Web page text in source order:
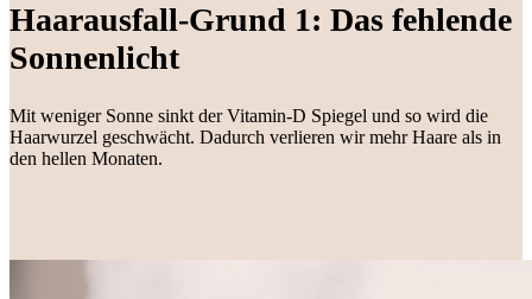
Haarausfall-Grund 1: Das fehlende
Sonnenlicht
Mit weniger Sonne sinkt der Vitamin-D Spiegel und so wird die
Haarwurzel geschwächt. Dadurch verlieren wir mehr Haare als in
den hellen Monaten.